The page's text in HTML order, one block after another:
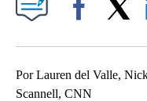
Por Lauren del Valle,
Scannell, CNN